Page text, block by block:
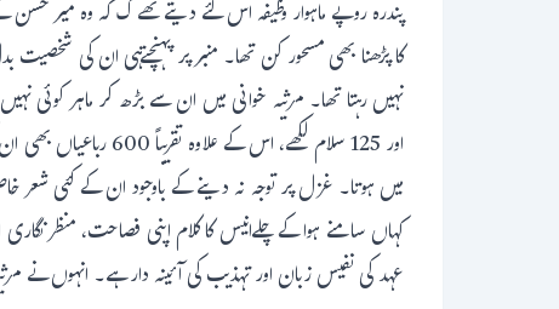
پندرہ روپے ماہوار وظیفہ اس لئے دیتے تھے ک کہ وہ میر
کا پڑھنا بھی مسحور کن تھا۔ منبر پر پہنچتےہی ان کی
اور 125 سلام
میں ہوتا۔ غزل پر توجہ نہ دینے کے باوجود ان کے کئی
کہاں سامنے ہوا کے چلےانیس کا کلام اپنی فصاحت، منظر
عہد کی نفیس زبان اور تہذیب کی آئینہ دار ہے۔ انہوں نے